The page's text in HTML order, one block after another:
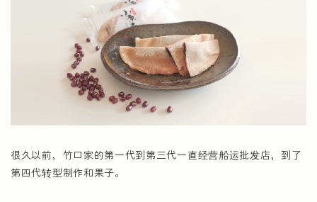
很久以前，竹口家的第一代到第三代一直经营船运批发店，到了
第四代转型制作和果子。